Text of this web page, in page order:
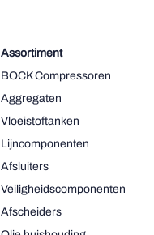
Assortiment
BOCK Compressoren
Aggregaten
Vloeistoftanken
Lijncomponenten
Afsluiters
Veiligheidscomponenten
Afscheiders